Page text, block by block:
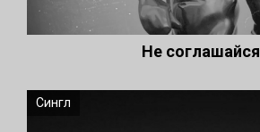
Не соглашайся
Сингл